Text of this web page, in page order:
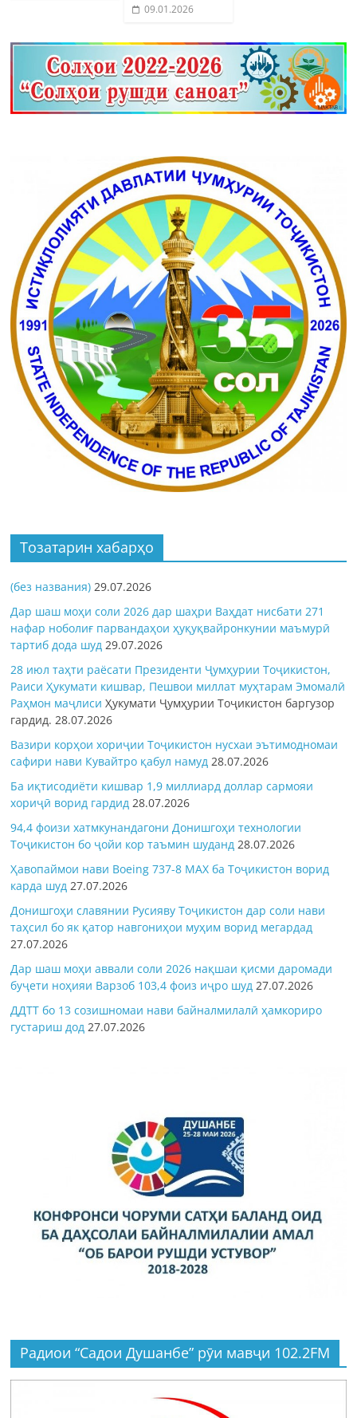
09.01.2026
Тозатарин хабарҳо
(без названия) 29.07.2026
Дар шаш моҳи соли 2026 дар шаҳри Ваҳдат нисбати 271
нафар ноболиғ парвандаҳои ҳуқуқвайронкунии маъмурӣ
тартиб дода шуд 29.07.2026
28 июл таҳти раёсати Президенти Ҷумҳурии Тоҷикистон,
Раиси Ҳукумати кишвар, Пешвои миллат муҳтарам Эмомалӣ
Раҳмон маҷлисиҲукумати Ҷумҳурии Тоҷикистон баргузор
гардид.28.07.2026
Вазири корҳои хориҷии Тоҷикистон нусхаи эътимодномаи
сафири нави Кувайтро қабул намуд 28.07.2026
Ба иқтисодиёти кишвар 1,9 миллиард доллар сармояи
хориҷӣ ворид гардид 28.07.2026
94,4 фоизи хатмкунандагони Донишгоҳи технологии
Тоҷикистон бо ҷойи кор таъмин шуданд 28.07.2026
Ҳавопаймои нави Boeing 737-8 MAX ба Тоҷикистон ворид
карда шуд 27.07.2026
Донишгоҳи славянии Русияву Тоҷикистон дар соли нави
таҳсил бо як қатор навгониҳои муҳим ворид мегардад
27.07.2026
Дар шаш моҳи аввали соли 2026 нақшаи қисми даромади
буҷети ноҳияи Варзоб 103,4 фоиз иҷро шуд 27.07.2026
ДДТТ бо 13 созишномаи нави байналмилалӣ ҳамкориро
густариш дод 27.07.2026
Радиои “Садои Душанбе” рӯи мавҷи 102.2FM